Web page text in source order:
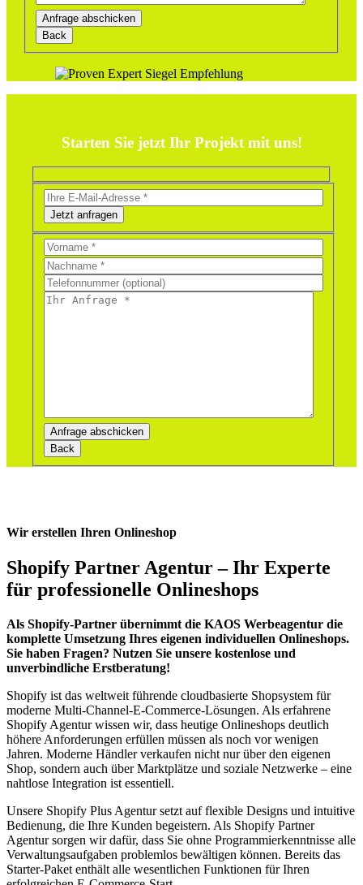
Bitte
lasse
dieses
leer.
Starten Sie jetzt Ihr Projekt mit uns!
Jetzt anfragen
Bitte
lasse
dieses
Feld
Bitte
lasse
dieses
Wir erstellen Ihren Onlineshop
Shopify Partner Agentur – Ihr Experte
für professionelle Onlineshops
Als Shopify-Partner übernimmt die KAOS Werbeagentur die
komplette Umsetzung Ihres eigenen individuellen Onlineshops.
Sie haben Fragen? Nutzen Sie unsere kostenlose und
unverbindliche Erstberatung!
Shopify ist das weltweit führende cloudbasierte Shopsystem für
moderne Multi-Channel-E-Commerce-Lösungen. Als erfahrene
Shopify Agentur wissen wir, dass heutige Onlineshops deutlich
höhere Anforderungen erfüllen müssen als noch vor wenigen
Jahren. Moderne Händler verkaufen nicht nur über den eigenen
Shop, sondern auch über Marktplätze und soziale Netzwerke – eine
nahtlose Integration ist essentiell.
Unsere Shopify Plus Agentur setzt auf flexible Designs und intuitive
Bedienung, die Ihre Kunden begeistern. Als Shopify Partner
Agentur sorgen wir dafür, dass Sie ohne Programmierkenntnisse alle
Verwaltungsaufgaben problemlos bewältigen können. Bereits das
Starter-Paket enthält alle wesentlichen Funktionen für Ihren